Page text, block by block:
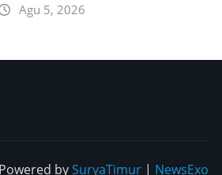
Agu 5, 2026
bySuryaTimur | NewsExo